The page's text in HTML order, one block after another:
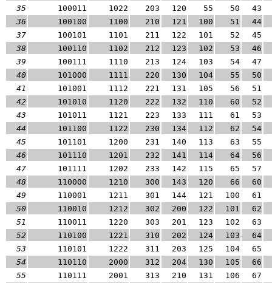
35
100011 1022 203 120 55 50
43
36
100100 1100 210 121 100 51
44
37
100101 1101 211 122 101 52
45
38
100110 1102 212 123 102 53
46
39
100111 1110 213 124 103 54
47
40
101000 1111 220 130 104 55
50
41
101001 1112 221 131 105 56
51
42
101010 1120 222 132 110 60
52
43
101011 1121 223 133 111 61
53
44
101100 1122 230 134 112 62
54
45
101101 1200 231 140 113 63
55
46
101110 1201 232 141 114 64
56
47
101111 1202 233 142 115 65
57
48
110000 1210 300 143 120 66
60
49
110001 1211 301 144 121 100
61
50
110010 1212 302 200 122 101
62
51
110011 1220 303 201 123 102
63
52
110100 1221 310 202 124 103
64
53
110101 1222 311 203 125 104
65
54
110110 2000 312 204 130 105
66
55
110111 2001 313 210 131 106
67